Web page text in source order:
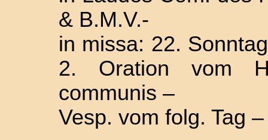
& B.M.V.-
in missa: 22.
2. Oration vom
communis –
Vesp. vom folg. Tag